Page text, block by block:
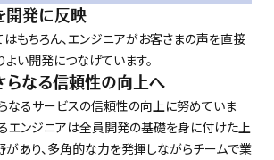
開発に反映
もちろん、エンジニアがお客さまの声を直接
よい開発につなげています。
らなる信頼性の向上へ
なるサービスの信頼性の向上に努めていま
エンジニアは全員開発の基礎を身に付けた上
あり、多角的な力を発揮しながらチームで業